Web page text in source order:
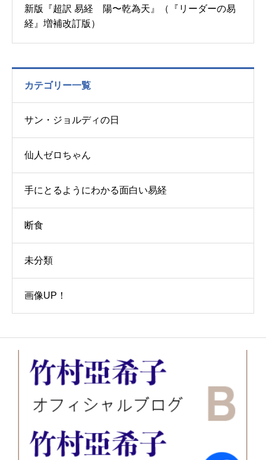
新版『超訳 易経 陽〜乾為天』（『リーダーの易
経』増補改訂版）
カテゴリー一覧
サン・ジョルディの日
仙人ゼロちゃん
手にとるようにわかる面白い易経
断食
未分類
画像UP！